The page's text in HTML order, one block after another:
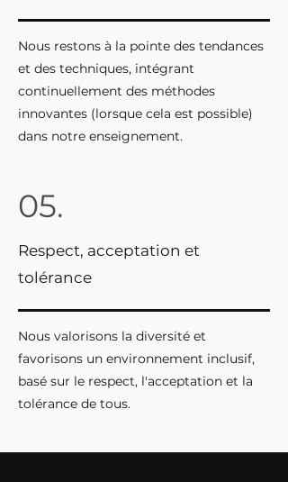
Nous restons à la pointe des tendances
et des techniques, intégrant
continuellement des méthodes
innovantes (lorsque cela est possible)
dans notre enseignement.
05.
Respect, acceptation et
tolérance
Nous valorisons la diversité et
favorisons un environnement inclusif,
basé sur le respect, l'acceptation et la
tolérance de tous.